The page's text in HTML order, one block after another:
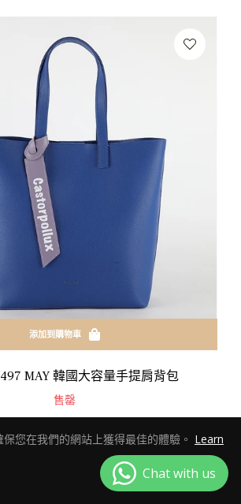
添加到購物車
MAY 韓國大容量手提肩背包
售罄
您在我們的網站上獲得最佳的體驗。 Learn